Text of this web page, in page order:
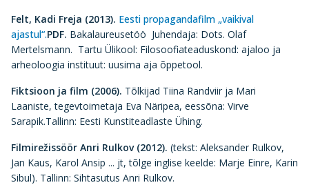
Felt, Kadi Freja (2013). Eesti propagandafilm „vaikival
ajastul“.PDF. Bakalaureusetöö Juhendaja: Dots. Olaf
Mertelsmann. Tartu Ülikool: Filosoofiateaduskond: ajaloo ja
arheoloogia instituut: uusima aja õppetool.
Fiktsioon ja film (2006). Tõlkijad Tiina Randviir ja Mari
Laaniste, tegevtoimetaja Eva Näripea, eessõna: Virve
Sarapik.Tallinn: Eesti Kunstiteadlaste Ühing.
Filmirežissöör Anri Rulkov (2012). (tekst: Aleksander Rulkov,
Jan Kaus, Karol Ansip ... jt, tõlge inglise keelde: Marje Einre, Karin
Sibul). Tallinn: Sihtasutus Anri Rulkov.